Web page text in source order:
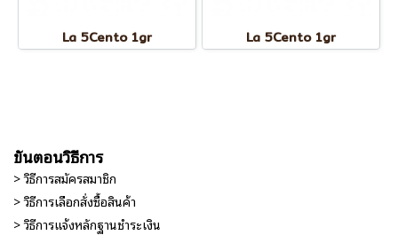
La 5Cento 1gr La 5Cento 1gr
ขั้นตอนวิธีการ
> วิธีการสมัครสมาชิก
> วิธีการเลือกสั่งซื้อสินค้า
> วิธีการแจ้งหลักฐานชำระเงิน